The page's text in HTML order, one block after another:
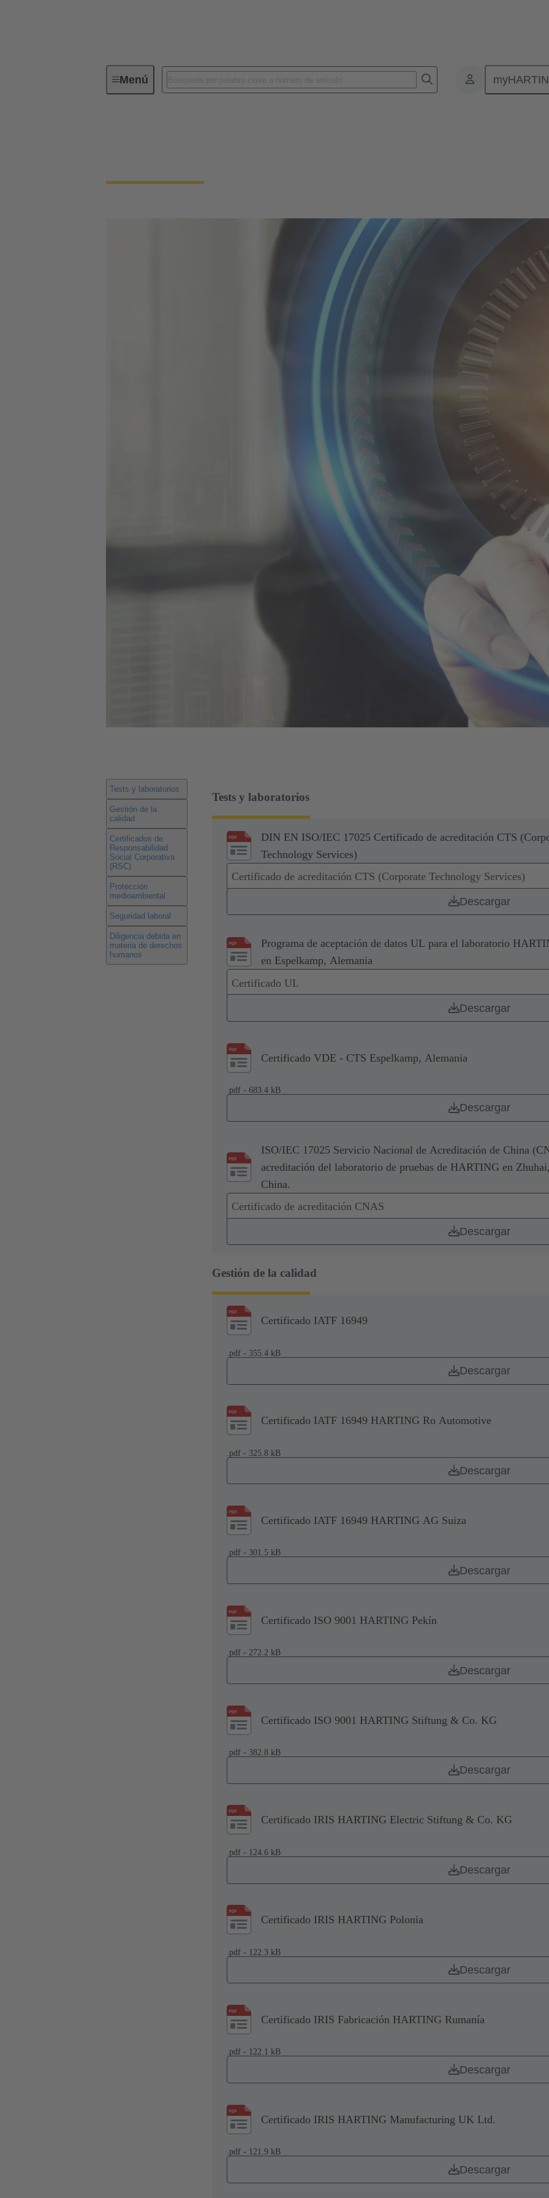
MenúDescarga de certificados - Sistema integrado de gestión
Tests y laboratorios
Gestión de la
calidad
Certificados de
Responsabilidad
Social Corporativa
(RSC)
Protección
medioambiental
Seguridad laboral
Diligencia debida en
materia de derechos
humanos
Tests y laboratorios
DIN EN ISO/IEC 17025 Certificado de acreditación CTS
Technology Services)
Certificado de acreditación CTS (Corporate Technology Services)
Descargar
Programa de aceptación de datos UL para el laboratorio
en Espelkamp, Alemania
Certificado UL
Descargar
Certificado VDE - CTS Espelkamp, Alemania
.pdf - 683.4 kB
Descargar
ISO/IEC 17025 Servicio Nacional de Acreditación de China
acreditación del laboratorio de pruebas de HARTING en Zhuhai,
China.
Certificado de acreditación CNAS
Descargar
Gestión de la calidad
Certificado IATF 16949
.pdf - 355.4 kB
Descargar
Certificado IATF 16949 HARTING Ro Automotive
.pdf - 325.8 kB
Descargar
Certificado IATF 16949 HARTING AG Suiza
.pdf - 301.5 kB
Descargar
Certificado ISO 9001 HARTING Pekín
.pdf - 272.2 kB
Descargar
Certificado ISO 9001 HARTING Stiftung & Co. KG
.pdf - 382.8 kB
Descargar
Certificado IRIS HARTING Electric Stiftung & Co. KG
.pdf - 124.6 kB
Descargar
Certificado IRIS HARTING Polonia
.pdf - 122.3 kB
Descargar
Certificado IRIS Fabricación HARTING Rumanía
.pdf - 122.1 kB
Descargar
Certificado IRIS HARTING Manufacturing UK Ltd.
.pdf - 121.9 kB
Descargar